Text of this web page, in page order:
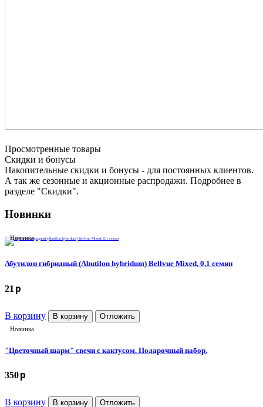
Скидки
Контакты
Просмотренные товары
Cкидки и бонусы
Накопительные скидки и бонусы - для постоянных клиентов.
А так же сезонные и акционные распродажи. Подробнее в
разделе "Скидки".
Новинки
Новинка
Абутилон гибридный (Abutilon hybridum) Bellvue Mixed, 0,1 семян
21 p
В корзину В корзину Отложить
Новинка
"Цветочный шарм" свечи с кактусом. Подарочный набор.
350p
В корзину В корзину Отложить